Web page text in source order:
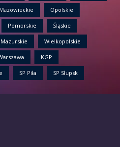
Mazowieckie Opolskie
Pomorskie Śląskie
Wielkopolskie
KGP
SP Piła SP Słupsk